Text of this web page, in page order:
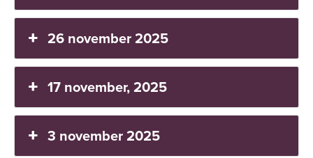
26 november 2025
17 november, 2025
3 november 2025